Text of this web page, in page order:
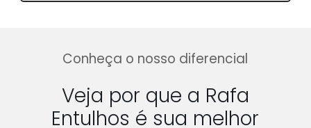
Conheça o nosso diferencial
Veja por que a Rafa
Entulhos é sua melhor